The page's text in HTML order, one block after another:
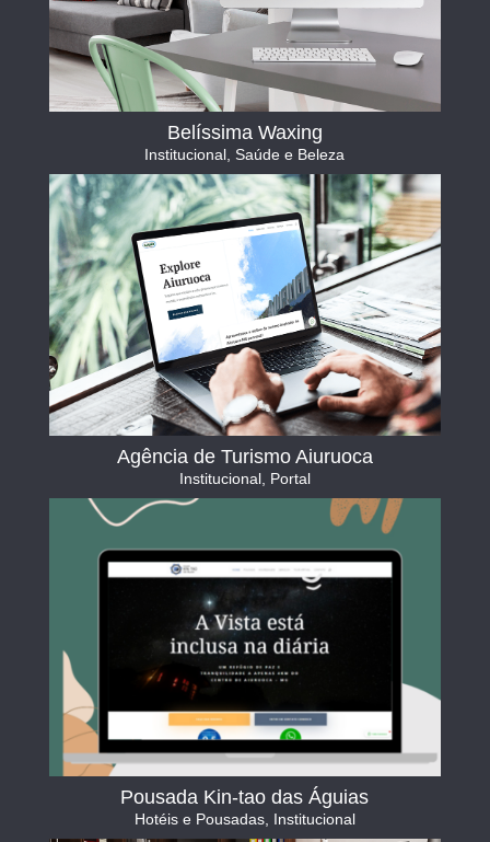
Belíssima Waxing
Institucional Saúde e Beleza
Agência de Turismo Aiuruoca
Institucional, Portal
Pousada Kin-tao das Águias
Hotéis e Pousadas, Institucional